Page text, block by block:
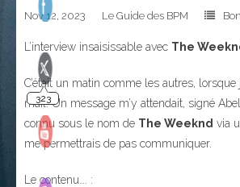
Nov 12, 2023 Le Guide des BPM
L’interview insaisissable avec The
C’était un matin comme les autres, lorsque
mail. Un message m’y attendait, signé
connu sous le nom de The Weeknd via
me permettrais de pas communiquer.
Le contenu…. :
323